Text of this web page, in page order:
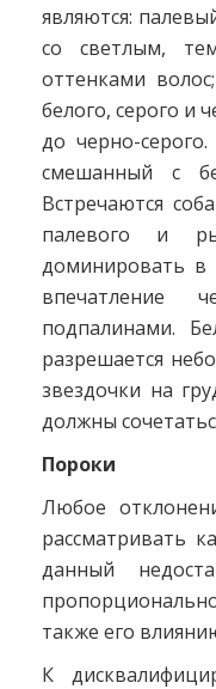
являются:
со светлым,
оттенками
белого, серого и
до черно-
смешанный с
Встречаются
палевого и
доминировать в
впечатление
подпалинами.
разрешается
звездочки на
должны
Пороки
Любое
рассматривать
данный
также его
К